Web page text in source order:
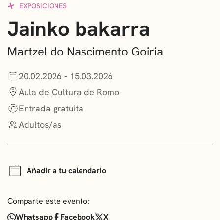
NOTICIAS
GETXO KULTURA
ASOCIACIONES CULTURALES
EXPOSICIONES
Jainko bakarra
Martzel do Nascimento Goiria
20.02.2026 - 15.03.2026
Aula de Cultura de Romo
Entrada gratuita
Adultos/as
Añadir a tu calendario
Comparte este evento:
Whatsapp
Facebook X